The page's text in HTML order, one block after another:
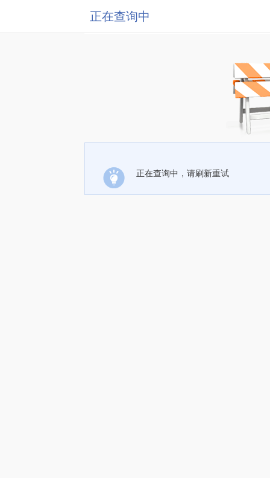
正在查询中
正在查询中，请刷新重试